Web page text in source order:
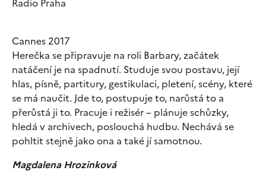
Cannes 2017
Herečka se připravuje na roli Barbary, začátek
natáčení je na spadnutí. Studuje svou postavu, její
hlas, písně, partitury, gestikulaci, pletení, scény, které
se má naučit. Jde to, postupuje to, narůstá to a
přerůstá ji to. Pracuje i režisér – plánuje schůzky,
hledá v archivech, poslouchá hudbu. Nechává se
pohltit stejně jako ona a také jí samotnou.
Magdalena Hrozinková